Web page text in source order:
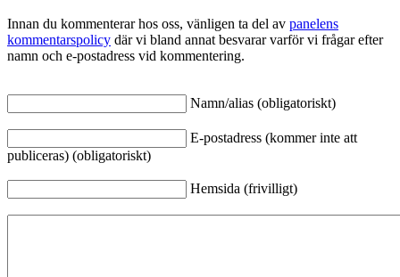
Innan du kommenterar hos oss, vänligen ta del av panelens
kommentarspolicy där vi bland annat besvarar varför vi frågar efter
namn och e-postadress vid kommentering.
Namn/alias (obligatoriskt)
E-postadress (kommer inte att
publiceras) (obligatoriskt)
Hemsida (frivilligt)